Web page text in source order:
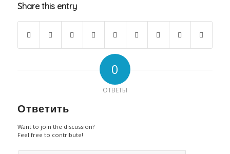
Share this entry
0
ОТВЕТЫ
Ответить
Want to join the discussion?
Feel free to contribute!